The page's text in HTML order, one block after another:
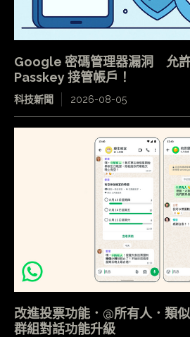
Google 密碼管理器漏洞 允
Passkey 接管帳戶！
科技新聞 2026-08-05
改進投票功能．@所有人．
群組對話功能升級